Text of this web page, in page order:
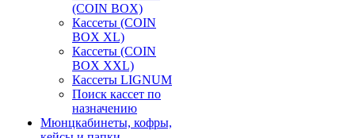
(COIN BOX)
Кассеты (COIN
BOX XL)
Кассеты (COIN
BOX XXL)
Кассеты LIGNUM
Поиск кассет по
назначению
Мюнцкабинеты, кофры,